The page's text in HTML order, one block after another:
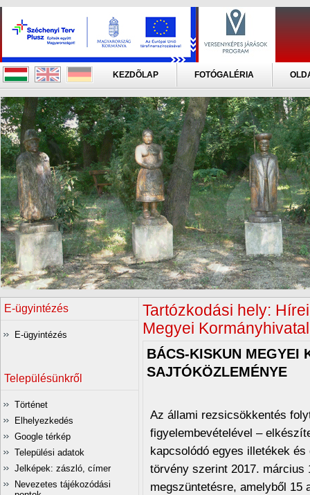
KEZDÕLAP FOTÓGALÉRIA
E-ügyintézés
E-ügyintézés
Településünkről
Történet
Elhelyezkedés
Google térkép
Települési adatok
Jelképek: zászló, címer
Nevezetes tájékozódási
Tartózkodási hely:
Megyei
BÁCS-KISKUN MEGYEI
SAJTÓKÖZLEMÉNYE
Az állami rezsicsökkentés
figyelembevételével –
kapcsolódó egyes illetékek
törvény szerint 2017. március
megszüntetésre, amelyből 15